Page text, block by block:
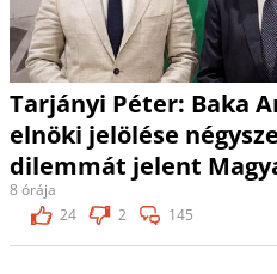
Tarjányi Péter: Baka
elnöki jelölése
dilemmát jelent
8 órája
24
2 145